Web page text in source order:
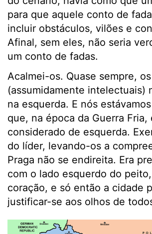
para que aquele conto de
incluir obstáculos, vilões e
Afinal, sem eles, não seria
um conto de fadas.
Acalmei-os. Quase sempre,
(assumidamente intelectuais)
na esquerda. E nós
que, na época da Guerra Fria,
considerado de esquerda.
do líder, levando-os a
Praga não se endireita. Era
com o lado esquerdo do
coração, e só então a cidade
justificar-se aos olhos de